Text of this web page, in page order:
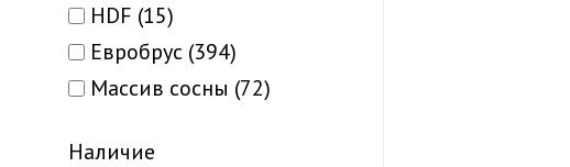
Valentino (5)
Valentino Deluxe (5)
Venecia Deluxe (5)
Versal (12)
Со стеклом сатин (256)
Полное остекление (2)
HDF (15)
Евробрус (394)
Массив сосны (72)
Наличие